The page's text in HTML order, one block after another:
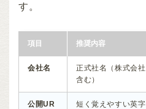
す。
項目 推奨内容
会社名
正式社名（株式会社
含む）
公開UR
短く覚えやすい英字